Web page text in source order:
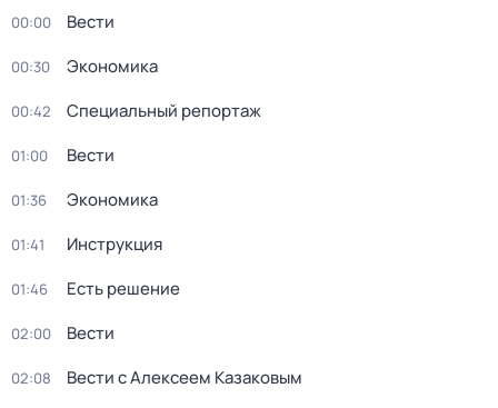
00:00 Вести
00:30 Экономика
00:42 Специальный репортаж
01:00 Вести
01:36 Экономика
01:41 Инструкция
01:46 Есть решение
02:00 Вести
02:08 Вести с Алексеем Казаковым